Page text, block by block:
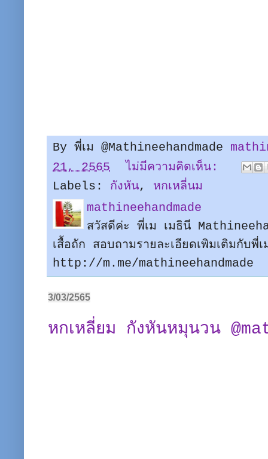
By พี่เม @Mathineehandmade
21, 2565
ไม่มีความคิดเห็น:
Labels: กังหัน, หกเหลี่นม
mathineehandmade
สวัสดีค่ะ พี่เม เมธินี
เสื้อถัก สอบถามรายละเอียดเพิมเติมกับ
http://m.me/mathineehandmade
3/03/2565
หกเหลี่ยม กังหันหมุนวน